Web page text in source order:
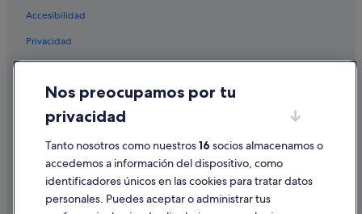
Accesibilidad
Privacidad
Cookies
Condiciones de uso
Información legal/contacto
Pautas sobre el contenido y cómo denunciar contenido
Ayuda
Nos preocupamos por tu
privacidad
Tanto nosotros como nuestros16 socios almacenamos o
accedemos a información del dispositivo, como
identificadores únicos en las cookies para tratar datos
personales. Puedes aceptar o administrar tus